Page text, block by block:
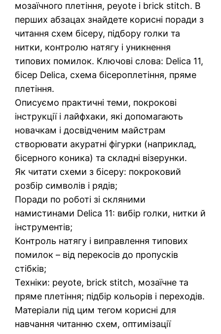
мозаїчного плетіння, peyote і brick stitch. В
перших абзацах знайдете корисні поради з
читання схем бісеру, підбору голки та
нитки, контролю натягу і уникнення
типових помилок. Ключові слова: Delica 11,
бісер Delica, схема бісероплетіння, пряме
плетіння.
Описуємо практичні теми, покрокові
інструкції і лайфхаки, які допомагають
новачкам і досвідченим майстрам
створювати акуратні фігурки (наприклад,
бісерного коника) та складні візерунки.
Як читати схеми з бісеру: покроковий
розбір символів і рядів;
Поради по роботі зі скляними
намистинами Delica 11: вибір голки, нитки й
інструментів;
Контроль натягу і виправлення типових
помилок – від перекосів до пропусків
стібків;
Техніки: peyote, brick stitch, мозаїчне та
пряме плетіння; підбір кольорів і переходів.
Матеріали під цим тегом корисні для
навчання читанню схем, оптимізації